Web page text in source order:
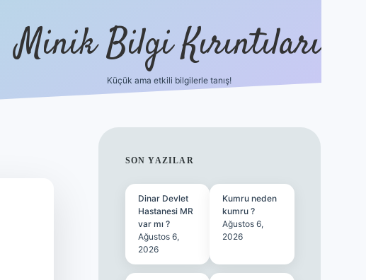
Minik Bilgi Kırıntıları
Küçük ama etkili bilgilerle tanış!
SIDEBAR
SON YAZILAR
Dinar Devlet
Hastanesi MR
var mı ?
Ağustos 6,
2026
Kumru neden
kumru ?
Ağustos 6,
2026
ilbet